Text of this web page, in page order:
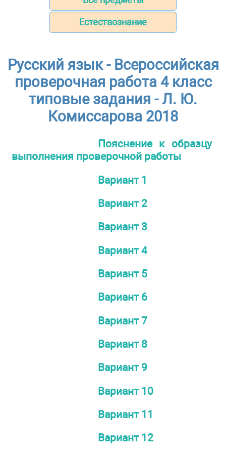
Естествознание
Русский язык - Всероссийская
проверочная работа 4 класс
типовые задания - Л. Ю.
Комиссарова 2018
Пояснение к образцу
выполнения проверочной работы
Вариант 1
Вариант 2
Вариант 3
Вариант 4
Вариант 5
Вариант 6
Вариант 7
Вариант 8
Вариант 9
Вариант 10
Вариант 11
Вариант 12